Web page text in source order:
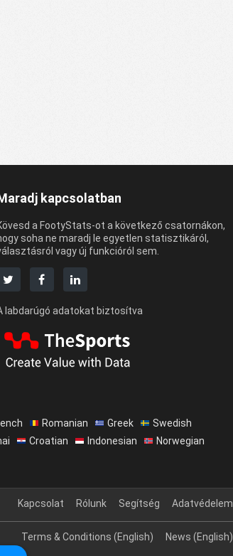
kapcsolatban
a FootyStats-ot a következő csatornákon,
soha ne maradj le egyetlen statisztikáról,
vagy új funkcióról sem.
labdarúgó adatokat biztosítva
Romanian Greek
Swedish
Croatian Indonesian
Norwegian
Kapcsolat Rólunk Segítség Adatvédelem
Terms & Conditions (English)
News (English)